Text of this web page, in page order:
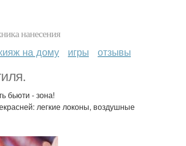
нанесения
на дому игры отзывы
бьюти - зона!
легкие локоны, воздушные